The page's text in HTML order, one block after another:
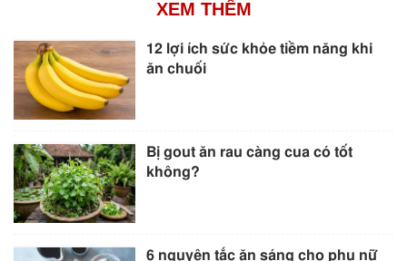
XEM THÊM
12 lợi ích sức khỏe tiềm năng khi
ăn chuối
Bị gout ăn rau càng cua có tốt
không?
6 nguyên tắc ăn sáng cho phụ nữ